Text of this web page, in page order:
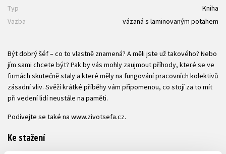
Typ
Kniha
Vazba
vázaná s laminovaným potahem
Být dobrý šéf – co to vlastně znamená? A měli jste už takového? Nebo
jím sami chcete být? Pak by vás mohly zaujmout příhody, které se ve
firmách skutečně staly a které měly na fungování pracovních kolektivů
zásadní vliv. Svěží krátké příběhy vám připomenou, co stojí za to mít
při vedení lidí neustále na paměti.
Podívejte se také na www.zivotsefa.cz.
Ke stažení